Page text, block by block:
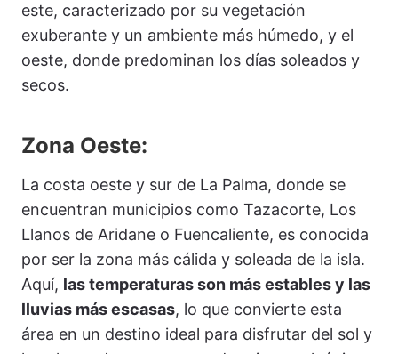
este, caracterizado por su vegetación
exuberante y un ambiente más húmedo, y el
oeste, donde predominan los días soleados y
secos.
Zona Oeste:
La costa oeste y sur de La Palma, donde se
encuentran municipios como Tazacorte, Los
Llanos de Aridane o Fuencaliente, es conocida
por ser la zona más cálida y soleada de la isla.
Aquí, las temperaturas son más estables y las
lluvias más escasas, lo que convierte esta
área en un destino ideal para disfrutar del sol y